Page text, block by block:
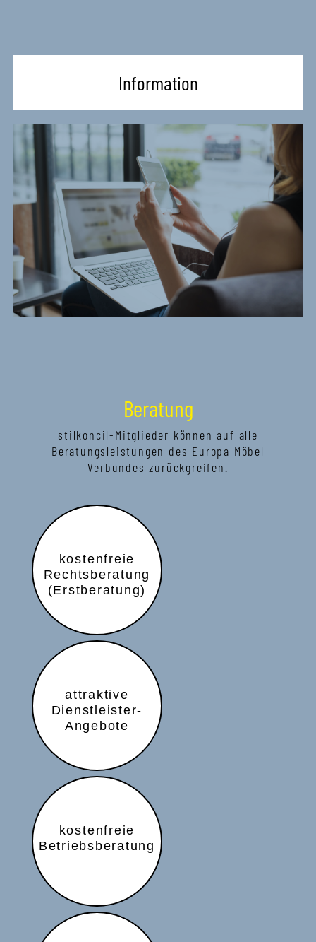
Information
Beratung
stilkoncil-Mitglieder können auf alle
Beratungsleistungen des Europa Möbel
Verbundes zurückgreifen.
kostenfreie
Rechtsberatung
(Erstberatung)
attraktive
Dienstleister-
Angebote
kostenfreie
Betriebsberatung